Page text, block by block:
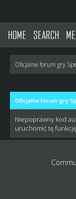
HOME SEARCH
Oficjalne forum gry
Oficjalne forum gry
Niepoprawny kod
uruchomić tę